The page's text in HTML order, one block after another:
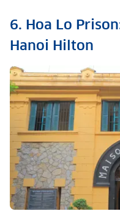
6. Hoa Lo
Hanoi Hilton